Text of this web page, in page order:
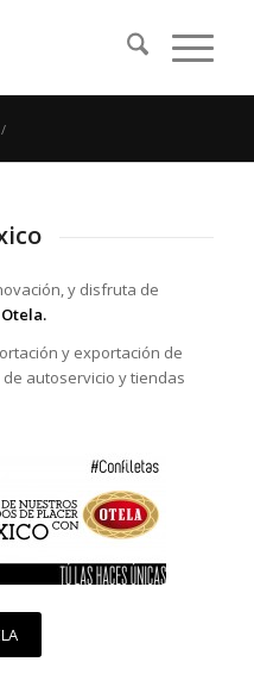
/
y disfruta de
y exportación de
autoservicio y tiendas